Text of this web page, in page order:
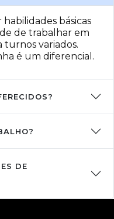
básicas
de trabalhar em
turnos variados.
é um diferencial.
DE